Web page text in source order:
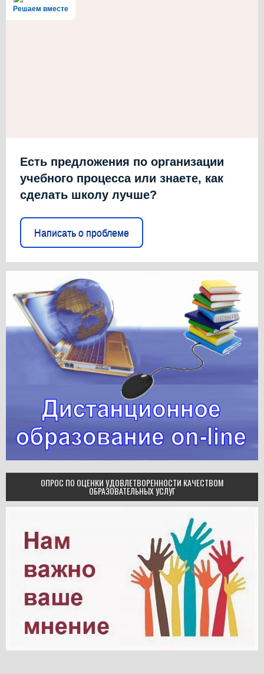
Решаем вместе
Есть предложения по организации
учебного процесса или знаете, как
сделать школу лучше?
Написать о проблеме
ОПРОС ПО ОЦЕНКИ УДОВЛЕТВОРЕННОСТИ КАЧЕСТВОМ
ОБРАЗОВАТЕЛЬНЫХ УСЛУГ